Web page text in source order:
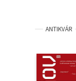
ANTIKVÁR